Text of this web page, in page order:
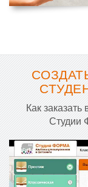
Как
Студии